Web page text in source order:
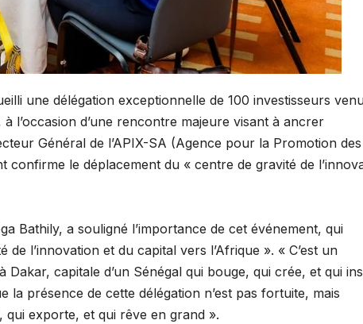
une délégation exceptionnelle de 100 investisseurs
l’occasion d’une rencontre majeure visant à ancrer
Général de l’APIX-SA (Agence pour la Promotion des
confirme le déplacement du « centre de gravité de
Bathily, a souligné l’importance de cet événement, qui
l’innovation et du capital vers l’Afrique ». ​« C’est un
Dakar, capitale d’un Sénégal qui bouge, qui crée, et qui
la présence de cette délégation n’est pas fortuite, mais
qui exporte, et qui rêve en grand ».